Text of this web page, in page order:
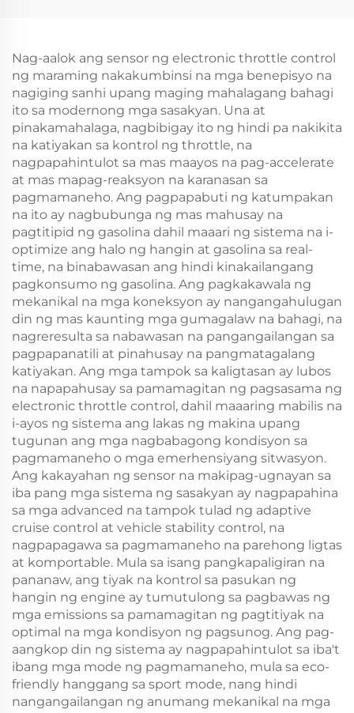
Nag-aalok ang sensor ng electronic throttle control
ng maraming nakakumbinsi na mga benepisyo na
nagiging sanhi upang maging mahalagang bahagi
ito sa modernong mga sasakyan. Una at
pinakamahalaga, nagbibigay ito ng hindi pa nakikita
na katiyakan sa kontrol ng throttle, na
nagpapahintulot sa mas maayos na pag-accelerate
at mas mapag-reaksyon na karanasan sa
pagmamaneho. Ang pagpapabuti ng katumpakan
na ito ay nagbubunga ng mas mahusay na
pagtitipid ng gasolina dahil maaari ng sistema na i-
optimize ang halo ng hangin at gasolina sa real-
time, na binabawasan ang hindi kinakailangang
pagkonsumo ng gasolina. Ang pagkakawala ng
mekanikal na mga koneksyon ay nangangahulugan
din ng mas kaunting mga gumagalaw na bahagi, na
nagreresulta sa nabawasan na pangangailangan sa
pagpapanatili at pinahusay na pangmatagalang
katiyakan. Ang mga tampok sa kaligtasan ay lubos
na napapahusay sa pamamagitan ng pagsasama ng
electronic throttle control, dahil maaaring mabilis na
i-ayos ng sistema ang lakas ng makina upang
tugunan ang mga nagbabagong kondisyon sa
pagmamaneho o mga emerhensiyang sitwasyon.
Ang kakayahan ng sensor na makipag-ugnayan sa
iba pang mga sistema ng sasakyan ay nagpapahina
sa mga advanced na tampok tulad ng adaptive
cruise control at vehicle stability control, na
nagpapagawa sa pagmamaneho na parehong ligtas
at komportable. Mula sa isang pangkapaligiran na
pananaw, ang tiyak na kontrol sa pasukan ng
hangin ng engine ay tumutulong sa pagbawas ng
mga emissions sa pamamagitan ng pagtitiyak na
optimal na mga kondisyon ng pagsunog. Ang pag-
aangkop din ng sistema ay nagpapahintulot sa iba't
ibang mga mode ng pagmamaneho, mula sa eco-
friendly hanggang sa sport mode, nang hindi
nangangailangan ng anumang mekanikal na mga